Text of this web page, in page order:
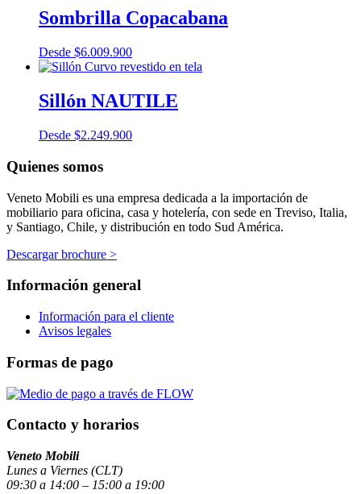
Sombrilla Copacabana
Desde $6.009.900
Sillón NAUTILE
Desde $2.249.900
Quienes somos
Veneto Mobili es una empresa dedicada a la importación de
mobiliario para oficina, casa y hotelería, con sede en Treviso, Italia,
y Santiago, Chile, y distribución en todo Sud América.
Descargar brochure >
Información general
Información para el cliente
Avisos legales
Formas de pago
Contacto y horarios
Veneto Mobili
Lunes a Viernes (CLT)
09:30 a 14:00 – 15:00 a 19:00